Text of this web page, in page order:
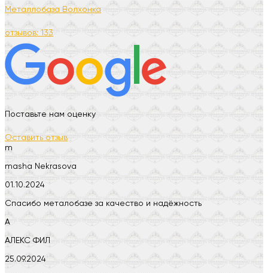
Металлобаза Волхонка
отзывов: 133
Поставьте нам оценку
Оставить отзыв
m
masha Nekrasova
01.10.2024
Спасибо металобазе за качество и надёжность
А
АЛЕКС ФИЛ
25.09.2024